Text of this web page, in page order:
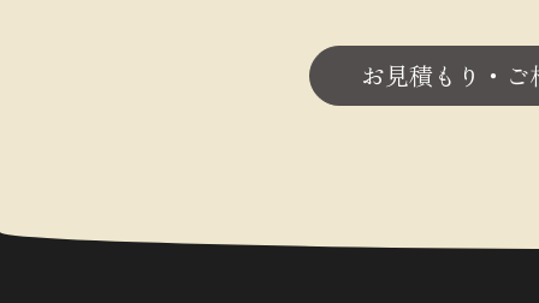
お見積もり・ご